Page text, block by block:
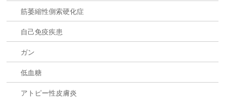
筋萎縮性側索硬化症
自己免疫疾患
ガン
低血糖
アトピー性皮膚炎